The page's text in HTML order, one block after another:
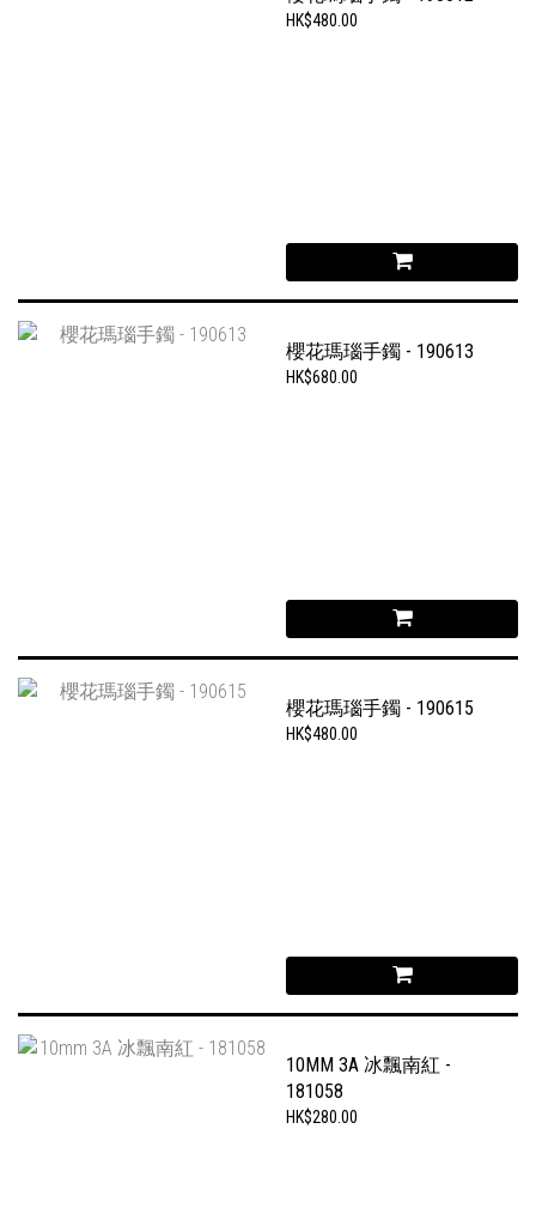
HK$480.00
櫻花瑪瑙手鐲 - 190613
HK$680.00
櫻花瑪瑙手鐲 - 190615
HK$480.00
10MM 3A 冰飄南紅 -
181058
HK$280.00